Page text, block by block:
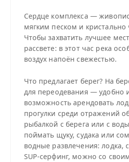
Сердце комплекса —
мягким песком и кристально
Чтобы захватить лучшее
рассвете: в этот час река
воздух напоён свежестью.
Что предлагает берег? На
для переодевания — удобно
возможность арендовать
прогулки среди отражений
рыбалкой с берега или с
поймать щуку, судака или
водные развлечения: лодка,
SUP-серфинг, можно со